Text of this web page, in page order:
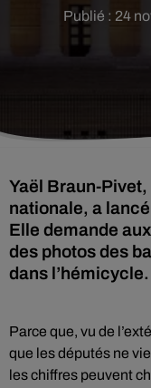
Publié : 24
Yaël Braun-Pivet,
nationale, a
Elle demande
des photos des
dans l’hémicycle.
Parce que, vu de
que les députés ne
les chiffres peuvent